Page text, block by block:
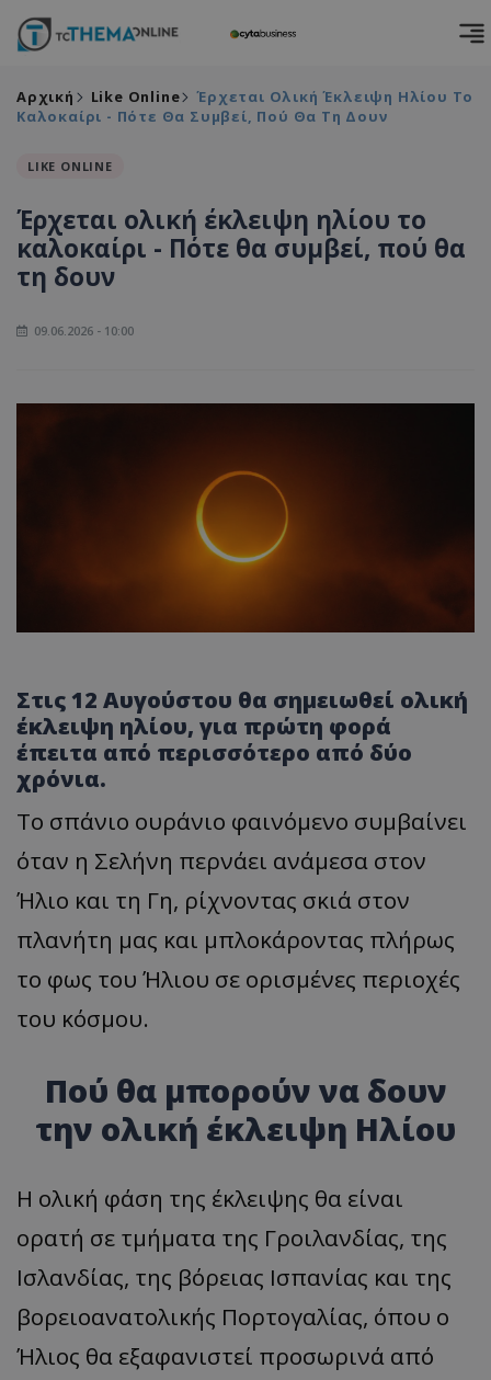
Αρχική Like Online
Έρχεται Ολική Έκλειψη Ηλίου Το
Καλοκαίρι - Πότε Θα Συμβεί, Πού Θα Τη Δουν
LIKE ONLINE
Έρχεται ολική έκλειψη ηλίου το
καλοκαίρι - Πότε θα συμβεί, πού θα
τη δουν
09.06.2026 - 10:00
Στις 12 Αυγούστου θα σημειωθεί ολική
έκλειψη ηλίου, για πρώτη φορά
έπειτα από περισσότερο από δύο
χρόνια.
Το σπάνιο ουράνιο φαινόμενο συμβαίνει
όταν η Σελήνη περνάει ανάμεσα στον
Ήλιο και τη Γη, ρίχνοντας σκιά στον
πλανήτη μας και μπλοκάροντας πλήρως
το φως του Ήλιου σε ορισμένες περιοχές
του κόσμου.
Πού θα μπορούν να δουν
την ολική έκλειψη Ηλίου
Η ολική φάση της έκλειψης θα είναι
ορατή σε τμήματα της Γροιλανδίας, της
Ισλανδίας, της βόρειας Ισπανίας και της
βορειοανατολικής Πορτογαλίας, όπου ο
Ήλιος θα εξαφανιστεί προσωρινά από